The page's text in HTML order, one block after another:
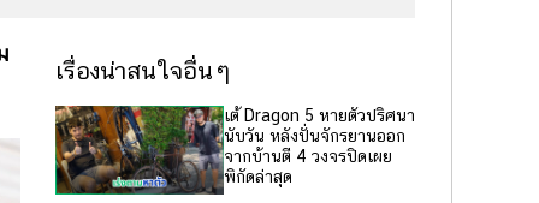
เรื่องน่าสนใจอื่นๆ
เต้ Dragon 5 หายตัวปริศนา
นับวัน หลังปั่นจักรยานออก
จากบ้านตี 4 วงจรปิดเผย
พิกัดล่าสุด